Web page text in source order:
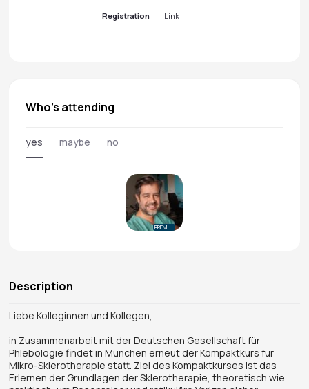
Registration Link
Who's attending
yes maybe no
Description
Liebe Kolleginnen und Kollegen,
in Zusammenarbeit mit der Deutschen Gesellschaft für
Phlebologie findet in München erneut der Kompaktkurs für
Mikro-Sklerotherapie statt. Ziel des Kompaktkurses ist das
Erlernen der Grundlagen der Sklerotherapie, theoretisch wie